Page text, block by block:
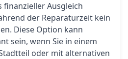
finanzieller Ausgleich
der Reparaturzeit kein
Diese Option kann
sein, wenn Sie in einem
oder mit alternativen